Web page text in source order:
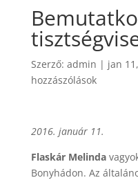
Szerző: admin | jan
hozzászólások
2016. január 11.
Flaskár Melinda
Bonyhádon. Az